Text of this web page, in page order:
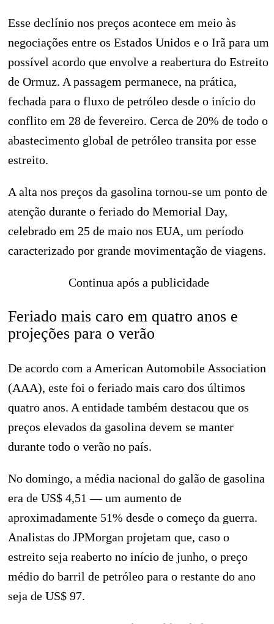
Esse declínio nos preços acontece em meio às
negociações entre os Estados Unidos e o Irã para um
possível acordo que envolve a reabertura do Estreito
de Ormuz. A passagem permanece, na prática,
fechada para o fluxo de petróleo desde o início do
conflito em 28 de fevereiro. Cerca de 20% de todo o
abastecimento global de petróleo transita por esse
estreito.
A alta nos preços da gasolina tornou-se um ponto de
atenção durante o feriado do Memorial Day,
celebrado em 25 de maio nos EUA, um período
caracterizado por grande movimentação de viagens.
Continua após a publicidade
Feriado mais caro em quatro anos e
projeções para o verão
De acordo com a American Automobile Association
(AAA), este foi o feriado mais caro dos últimos
quatro anos. A entidade também destacou que os
preços elevados da gasolina devem se manter
durante todo o verão no país.
No domingo, a média nacional do galão de gasolina
era de US$ 4,51 — um aumento de
aproximadamente 51% desde o começo da guerra.
Analistas do JPMorgan projetam que, caso o
estreito seja reaberto no início de junho, o preço
médio do barril de petróleo para o restante do ano
seja de US$ 97.